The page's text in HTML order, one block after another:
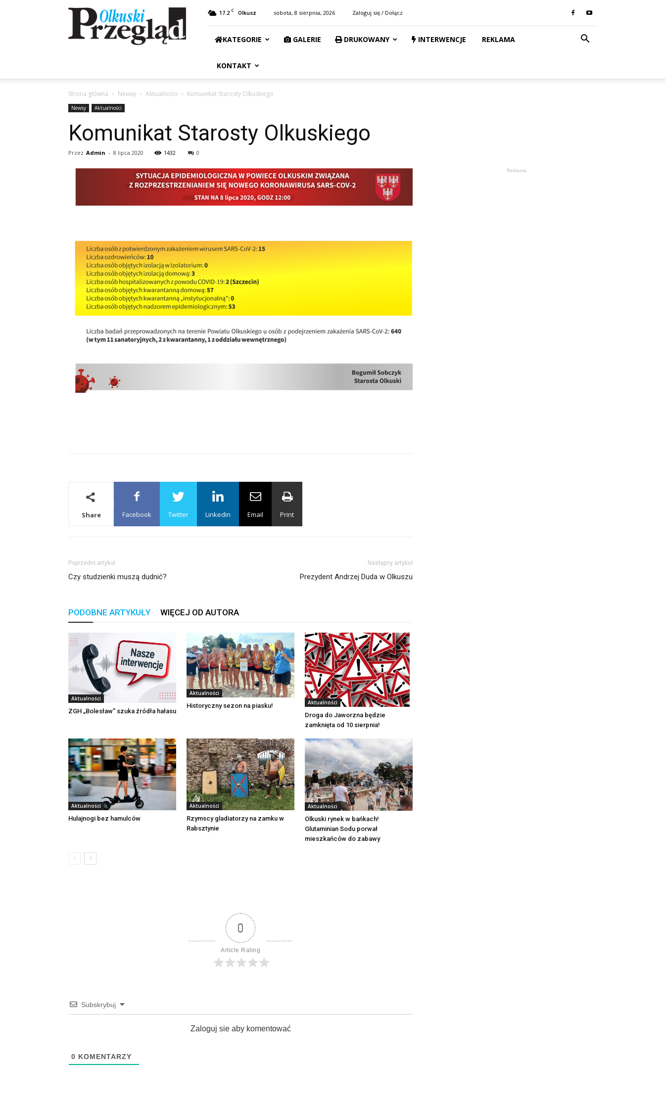
Przegląd
Olkuski
17.2 C Olkusz sobota, 8 sierpnia, 2026 Zaloguj się / Dołącz
KATEGORIE GALERIE DRUKOWANY INTERWENCJE REKLAMA
KONTAKT
Strona główna Newsy Aktualności Komunikat Starosty Olkuskiego
Newsy Aktualności
Komunikat Starosty Olkuskiego
Przez Admin - 8 lipca 2020 1432 0
Share Facebook Twitter Linkedin Email Print
Poprzedni artykuł
Czy studzienki muszą dudnić?
Następny artykuł
Prezydent Andrzej Duda w Olkuszu
PODOBNE ARTYKUŁY WIĘCEJ OD AUTORA
Aktualności
ZGH „Bolesław” szuka źródła hałasu
Aktualności
Historyczny sezon na piasku! Aktualności
Droga do Jaworzna będzie
zamknięta od 10 sierpnia!
Aktualności
Hulajnogi bez hamulców
Aktualności
Rzymscy gladiatorzy na zamku w
Rabsztynie
Aktualności
Olkuski rynek w bańkach!
Glutaminian Sodu porwał
mieszkańców do zabawy
0
Article Rating
Subskrybuj
Zaloguj sie aby komentować
0 KOMENTARZY
Reklama